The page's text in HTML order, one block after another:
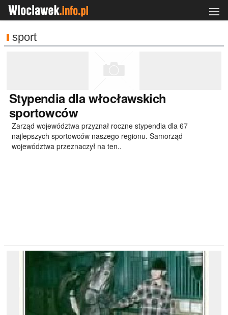
sport
Stypendiadla włocławskich
sportowców
Zarząd województwa przyznał roczne stypendia dla 67
najlepszych sportowców naszego regionu. Samorząd
województwa przeznaczył na ten..